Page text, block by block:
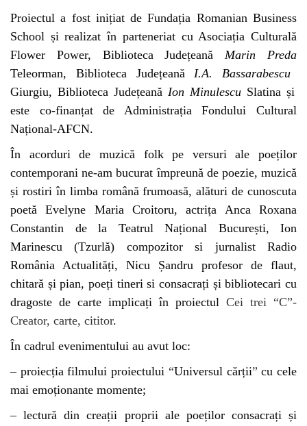
Proiectul a fost inițiat de Fundația Romanian Business
School și realizat în parteneriat cu Asociația Culturală
Flower Power, Biblioteca JudețeanăMarin Preda
Teleorman, Biblioteca JudețeanăI.A. Bassarabescu
Giurgiu, Biblioteca Județeană Ion Minulescu Slatina și
este co-finanțat de Administrația Fondului Cultural
Național-AFCN.
În acorduri de muzică folk pe versuri ale poeților
contemporani ne-am bucurat împreună de poezie, muzică
și rostiri în limba română frumoasă, alături de cunoscuta
poetă Evelyne Maria Croitoru, actrița Anca Roxana
Constantin de la Teatrul Național București, Ion
Marinescu (Tzurlă) compozitor si jurnalist Radio
România Actualități, Nicu Șandru profesor de flaut,
chitară și pian, poeți tineri si consacrați și bibliotecari cu
dragoste de carte implicați în proiectul Cei trei “C”-
Creator, carte, cititor.
În cadrul evenimentului au avut loc:
– proiecția filmului proiectului “Universul cărții” cu cele
mai emoționante momente;
– lectură din creații proprii ale poeților consacrați și